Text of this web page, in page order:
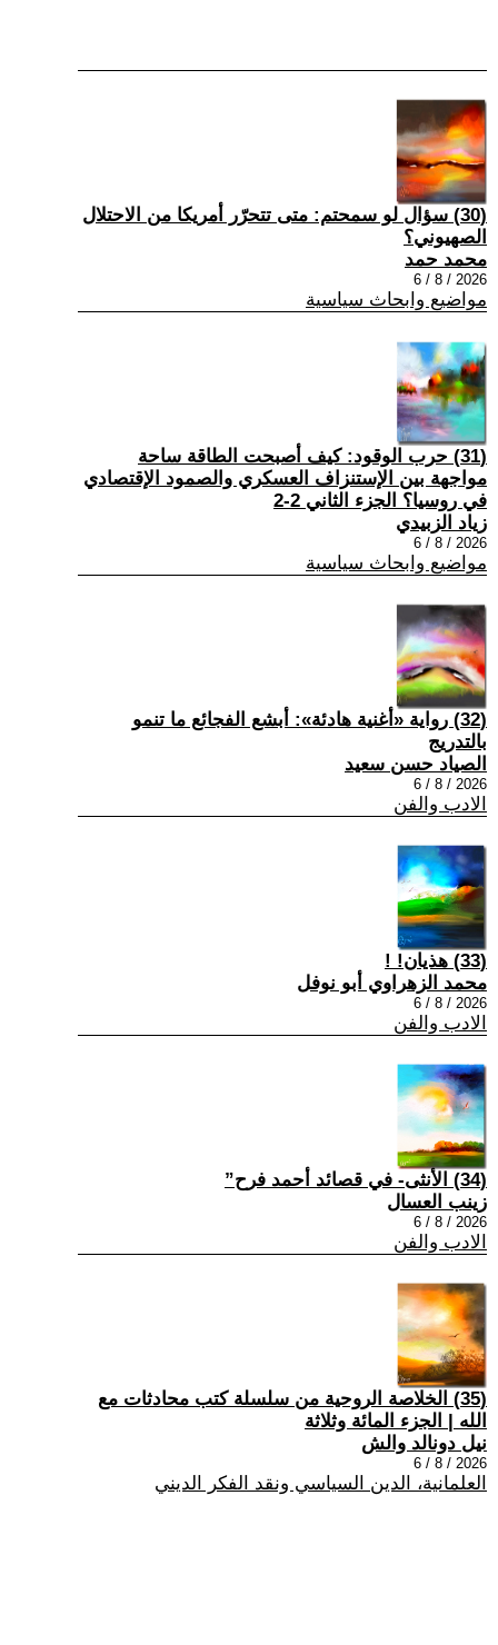
(30) سؤال لو سمحتم: متى تتحرّر أمريكا من الاحتلال
الصهيوني؟
محمد حمد
2026 / 8 / 6
مواضيع وابحاث سياسية
(31) حرب الوقود: كيف أصبحت الطاقة ساحة
مواجهة بين الإستنزاف العسكري والصمود الإقتصادي
في روسيا؟ الجزء الثاني 2-2
زياد الزبيدي
2026 / 8 / 6
مواضيع وابحاث سياسية
(32) رواية «أغنية هادئة»: أبشع الفجائع ما تنمو
بالتدريج
الصياد حسن سعيد
2026 / 8 / 6
الادب والفن
(33) هذيان! !
محمد الزهراوي أبو نوفل
2026 / 8 / 6
الادب والفن
(34) الأنثى- في قصائد أحمد فرح”
زينب العسال
2026 / 8 / 6
الادب والفن
(35) الخلاصة الروحية من سلسلة كتب محادثات مع
الله | الجزء المائة وثلاثة
نيل دونالد والش
2026 / 8 / 6
العلمانية، الدين السياسي ونقد الفكر الديني